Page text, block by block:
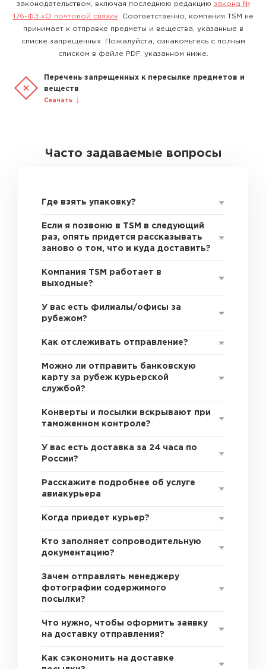
законодательством, включая последнюю редакцию закона №
176-ФЗ «О почтовой связи» . Соответственно, компания TSM не
принимает к отправке предметы и вещества, указанные в
списке запрещенных. Пожалуйста, ознакомьтесь с полным
списком в файле PDF, указанном ниже.
Перечень запрещенных к пересылке предметов и
веществ
Скачать
Часто задаваемые вопросы
Где взять упаковку?
Если я позвоню в TSM в следующий
раз, опять придется рассказывать
заново о том, что и куда доставить?
Компания TSM работает в
выходные?
У вас есть филиалы/офисы за
рубежом?
Как отслеживать отправление?
Можно ли отправить банковскую
карту за рубеж курьерской
службой?
Конверты и посылки вскрывают при
таможенном контроле?
У вас есть доставка за 24 часа по
России?
Расскажите подробнее об услуге
авиакурьера
Когда приедет курьер?
Кто заполняет сопроводительную
документацию?
Зачем отправлять менеджеру
фотографии содержимого
посылки?
Что нужно, чтобы оформить заявку
на доставку отправления?
Как сэкономить на доставке